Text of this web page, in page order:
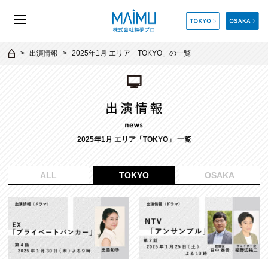
出演情報 2025年1月 エリア「TOKYO」の一覧
2025年1月 エリア「TOKYO」 一覧
ALL TOKYO OSAKA